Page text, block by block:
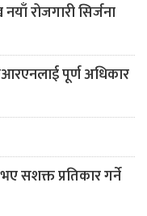
रोजगारी सिर्जना
पूर्ण अधिकार
सशक्त प्रतिकार गर्ने